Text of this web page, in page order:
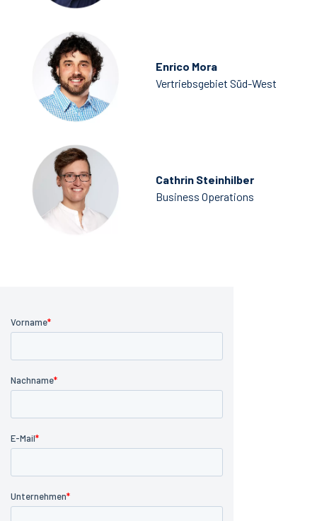
Enrico Mora
Vertriebsgebiet Süd-West
Cathrin Steinhilber
Business Operations